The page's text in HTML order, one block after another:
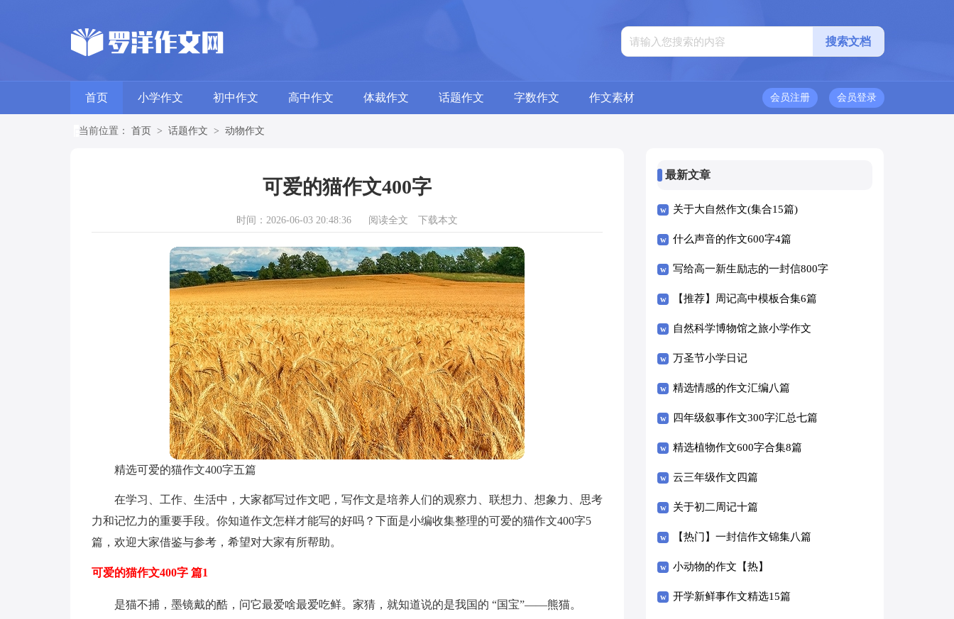
首页 小学作文 初中作文 高中作文 体裁作文 话题作文 字数作文 作文素材 会员登录
会员注册
当前位置： 首页 > 话题作文 > 动物作文
可爱的猫作文400字
时间：2026-06-03 20:48:36 阅读全文 下载本文
精选可爱的猫作文400字五篇
在学习、工作、生活中，大家都写过作文吧，写作文是培养人们的观察力、联想力、想象力、思考
力和记忆力的重要手段。你知道作文怎样才能写的好吗？下面是小编收集整理的可爱的猫作文400字5
篇，欢迎大家借鉴与参考，希望对大家有所帮助。
可爱的猫作文400字 篇1
是猫不捕，墨镜戴的酷，问它最爱啥最爱吃鲜。家猜，就知道说的是我国的 “国宝”——熊猫。
最新文章
关于大自然作文(集合15篇)
什么声音的作文600字4篇
写给高一新生励志的一封信800字
（精选5篇）
【推荐】周记高中模板合集6篇
自然科学博物馆之旅小学作文
万圣节小学日记
精选情感的作文汇编八篇
四年级叙事作文300字汇总七篇
精选植物作文600字合集8篇
云三年级作文四篇
关于初二周记十篇
【热门】一封信作文锦集八篇
小动物的作文【热】
开学新鲜事作文精选15篇